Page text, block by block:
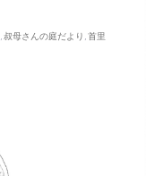
,叔母さんの庭だより ,首里